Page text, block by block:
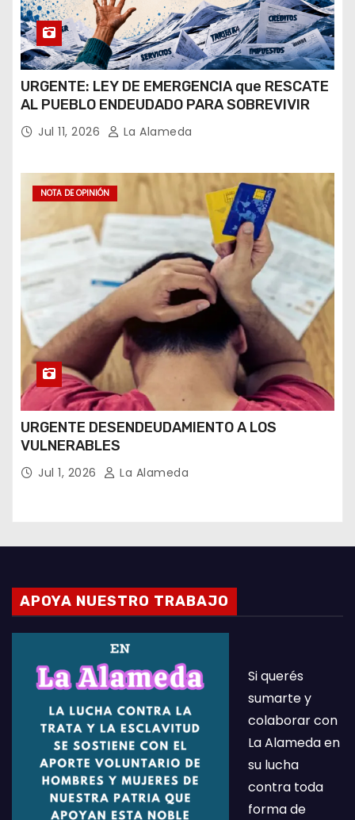
URGENTE: LEY DE EMERGENCIA que RESCATE
AL PUEBLO ENDEUDADO PARA SOBREVIVIR
Jul 11, 2026 La Alameda
NOTA DE OPINIÓN
URGENTE DESENDEUDAMIENTO A LOS
VULNERABLES
Jul 1, 2026 La Alameda
APOYA NUESTRO TRABAJO
Si querés
sumarte y
colaborar con
La Alameda en
su lucha
contra toda
forma de